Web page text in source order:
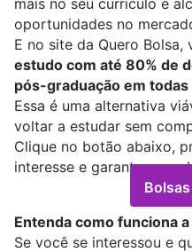
oportunidades no
E no site da Quero Bolsa,
estudo com até 80% de
pós-graduação em
Essa é uma alternativa
voltar a estudar sem
Clique no botão abaixo,
interesse e garanta a sua
Entenda como funciona
Se você se interessou e